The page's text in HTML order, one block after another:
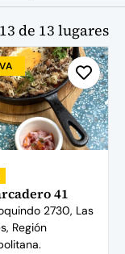
13 de 13 lugares
41
2730, Las
Región